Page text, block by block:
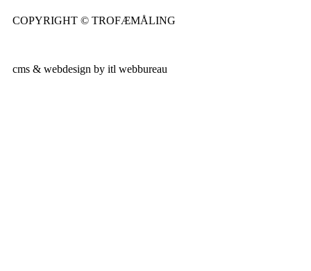
COPYRIGHT © TROFÆMÅLING
cms & webdesign by itl webbureau